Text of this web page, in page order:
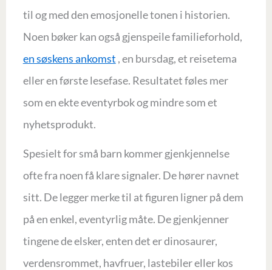
til og med den emosjonelle tonen i historien.
Noen bøker kan også gjenspeile familieforhold,
en søskens ankomst , en bursdag, et reisetema
eller en første lesefase. Resultatet føles mer
som en ekte eventyrbok og mindre som et
nyhetsprodukt.
Spesielt for små barn kommer gjenkjennelse
ofte fra noen få klare signaler. De hører navnet
sitt. De legger merke til at figuren ligner på dem
på en enkel, eventyrlig måte. De gjenkjenner
tingene de elsker, enten det er dinosaurer,
verdensrommet, havfruer, lastebiler eller kos